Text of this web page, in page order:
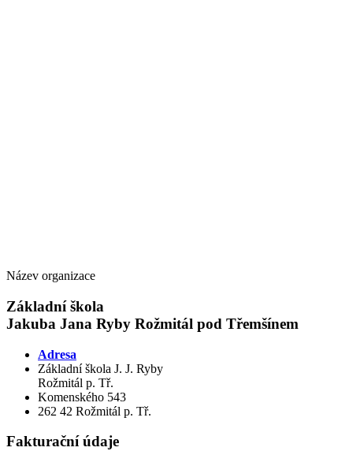
Název organizace
Základní škola
Jakuba Jana Ryby Rožmitál pod Třemšínem
Adresa
Základní škola J. J. Ryby
Rožmitál p. Tř.
Komenského 543
262 42 Rožmitál p. Tř.
Fakturační údaje